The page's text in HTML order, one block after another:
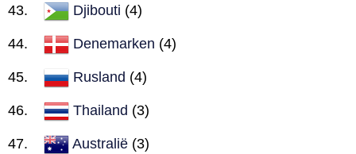
Djibouti (4)
Denemarken (4)
Rusland (4)
Thailand (3)
Australië (3)